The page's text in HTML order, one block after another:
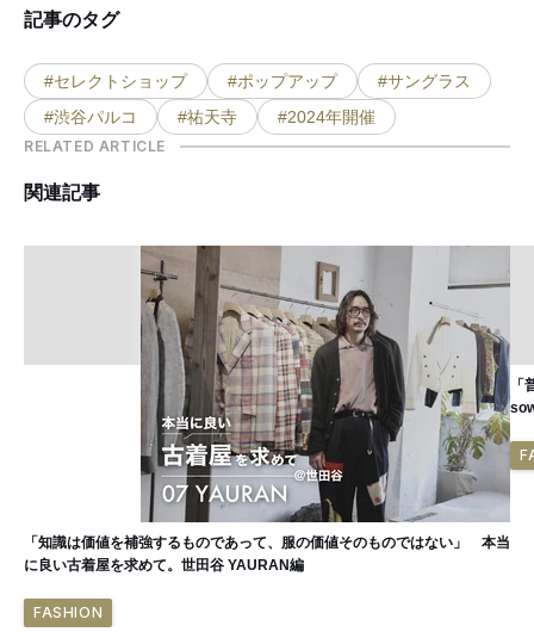
記事のタグ
#セレクトショップ #ポップアップ
#サングラス
#渋谷パルコ
#祐天寺 #2024年開催
RELATED ARTICLE
関連記事
「知識は価値を補強するものであって、服の価値そのものではない」 本当
に良い古着屋を求めて。世田谷 YAURAN編
FASHION